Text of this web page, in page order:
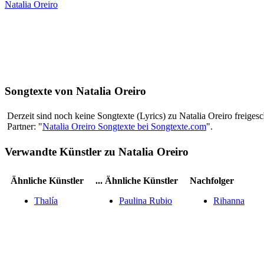
Natalia Oreiro
Songtexte von Natalia Oreiro
Derzeit sind noch keine Songtexte (Lyrics) zu Natalia Oreiro
Partner: "Natalia Oreiro Songtexte bei Songtexte.com".
Verwandte Künstler zu Natalia Oreiro
Ähnliche Künstler
Thalía
... Ähnliche Künstler
Paulina Rubio
Nachfolger
Rihanna